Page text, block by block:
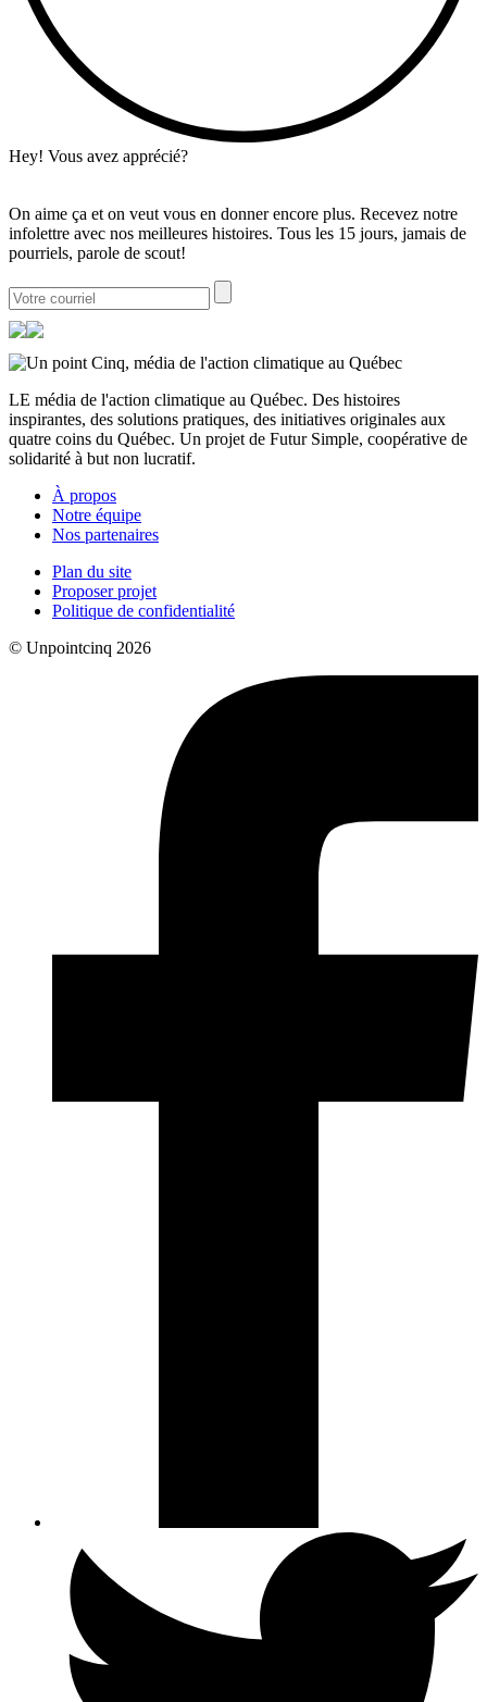
Hey! Vous avez apprécié?
On aime ça et on veut vous en donner encore plus. Recevez notre
infolettre avec nos meilleures histoires. Tous les 15 jours, jamais de
pourriels, parole de scout!
LE média de l'action climatique au Québec. Des histoires
inspirantes, des solutions pratiques, des initiatives originales aux
quatre coins du Québec. Un projet de Futur Simple, coopérative de
solidarité à but non lucratif.
À propos
Notre équipe
Nos partenaires
Plan du site
Proposer projet
Politique de confidentialité
© Unpointcinq 2026